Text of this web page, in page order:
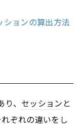
ションの算出方法
、 セッション と
ぞれの違いをし